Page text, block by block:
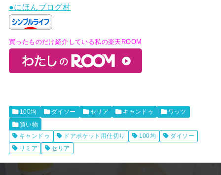
●にほんブログ村
買ったものだけ紹介している私の楽天ROOM
100均 ダイソー セリア キャンドゥ
ワッツ
買い物
キャンドゥ
ドアポケット用仕切り 100均
ダイソー
リミア
セリア